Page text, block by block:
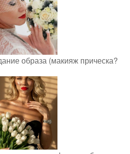
образа (макияж прическа?